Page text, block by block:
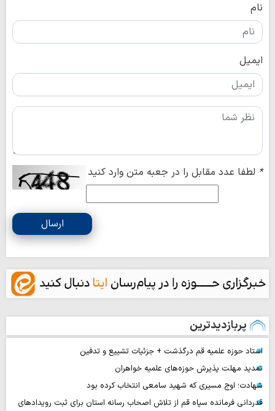
نام
ایمیل
* لطفا عدد مقابل را در جعبه متن وارد کنید
ارسال
پربازدیدترین
استاد حوزه علمیه قم درگذشت + جزئیات تشییع و تدفین
تمدید مهلت پذیرش حوزه‌های علمیه خواهران
شهادت؛ اوج مسیری که شهید سامعی انتخاب کرده بود
قدردانی فرمانده سپاه قم از تلاش اصحاب رسانه استان برای ثبت رویدادهای